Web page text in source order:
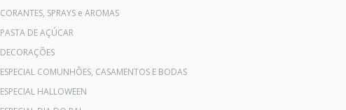
CORANTES, SPRAYS e AROMAS
PASTA DE AÇÚCAR
DECORAÇÕES
ESPECIAL COMUNHÕES, CASAMENTOS E BODAS
ESPECIAL HALLOWEEN